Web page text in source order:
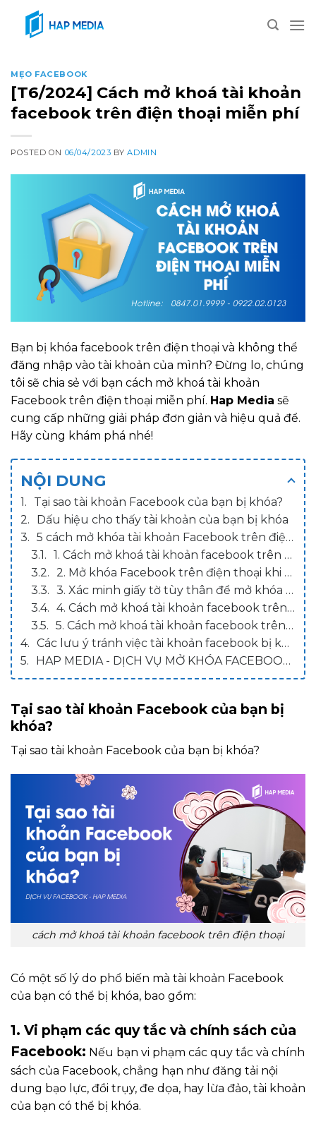
content
MẸO FACEBOOK
[T6/2024] Cách mở khoá tài khoản
facebook trên điện thoại miễn phí
POSTED ON 06/04/2023 BYADMIN
Bạn bị khóa facebook trên điện thoại và không thể
đăng nhập vào tài khoản của mình? Đừng lo, chúng
tôi sẽ chia sẻ với bạn cách mở khoá tài khoản
Facebook trên điện thoại miễn phí. Hap Media sẽ
cung cấp những giải pháp đơn giản và hiệu quả để.
Hãy cùng khám phá nhé!
NỘI DUNG
Tại sao tài khoản Facebook của bạn bị khóa?
Dấu hiệu cho thấy tài khoản của bạn bị khóa
5 cách mở khóa tài khoản Facebook trên điện thoại
1. Cách mở khoá tài khoản facebook trên điện thoại bằng cách xác minh số điện điện thoại
2. Mở khóa Facebook trên điện thoại khi sử dụng bạn bè hoặc liên hệ đáng tin cậy
3. Xác minh giấy tờ tùy thân để mở khóa tài khoản facebook trên điện thoại
4. Cách mở khoá tài khoản facebook trên điện thoại do sự nhầm lẫn của Facebook
5. Cách mở khoá tài khoản facebook trên điện thoại bằng cách xóa cache rồi xác minh lại
Các lưu ý tránh việc tài khoản facebook bị khóa
HAP MEDIA - DỊCH VỤ MỞ KHÓA FACEBOOK UY TÍN
Tại sao tài khoản Facebook của bạn bị
khóa?
Tại sao tài khoản Facebook của bạn bị khóa?
cách mở khoá tài khoản facebook trên điện thoại
Có một số lý do phổ biến mà tài khoản Facebook
của bạn có thể bị khóa, bao gồm:
1. Vi phạm các quy tắc và chính sách của
Facebook: Nếu bạn vi phạm các quy tắc và chính
sách của Facebook, chẳng hạn như đăng tải nội
dung bạo lực, đồi trụy, đe dọa, hay lừa đảo, tài khoản
của bạn có thể bị khóa.